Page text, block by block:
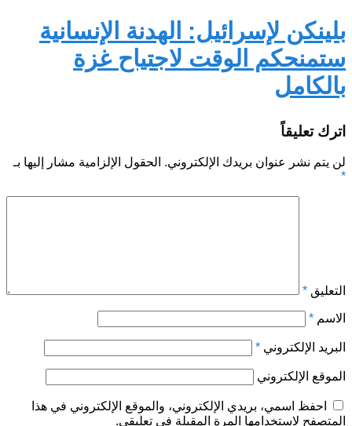
بلينكن لإسرائيل: الهدنة الإنسانية
ستمنحكم الوقت لاجتياح غزة
بالكامل
اترك تعليقاً
لن يتم نشر عنوان بريدك الإلكتروني. الحقول الإلزامية مشار إليها بـ
*
التعليق *
الاسم *
البريد الإلكتروني *
الموقع الإلكتروني
احفظ اسمي، بريدي الإلكتروني، والموقع الإلكتروني في هذا
المتصفح لاستخدامها المرة المقبلة في تعليقي.